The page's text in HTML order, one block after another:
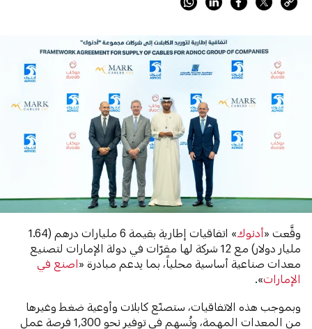
وقَّعت «أدنوك
» اتفاقيات إطارية بقيمة 6 مليارات درهم (1.64
مليار دولار) مع 12 شركة لها مقرّات في دولة الإمارات لتصنيع
معدات صناعية أساسية محلياً، بما يدعم مبادرة «اصنع في
الإمارات».
وبموجب هذه الاتفاقيات، ستصنّع كابلات وأوعية ضغط وغيرها
من المعدات المهمة، وتُسهم في توفير نحو 1,300 فرصة عمل